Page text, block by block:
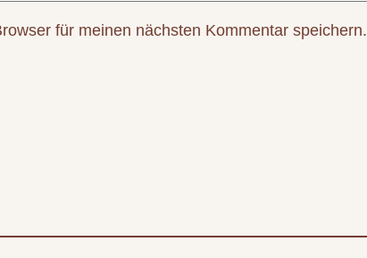
für meinen nächsten Kommentar speichern.